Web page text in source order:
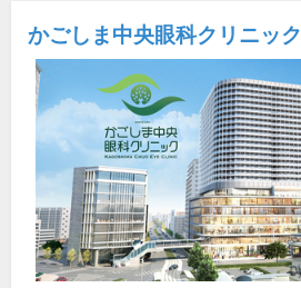
かごしま中央眼科クリニック